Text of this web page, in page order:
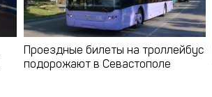
Проездные билеты на троллейбус
подорожают в Севастополе